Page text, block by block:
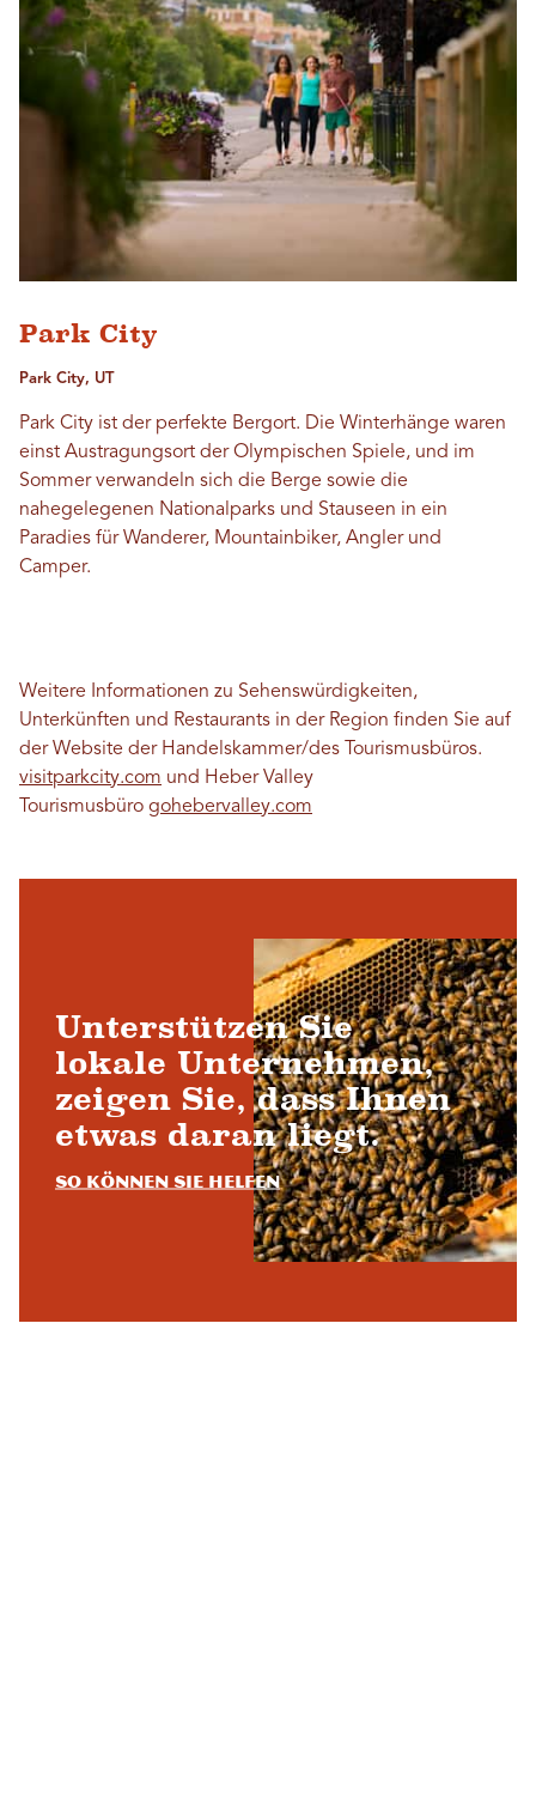
Park City
Park City, UT
Park City ist der perfekte Bergort. Die Winterhänge waren
einst Austragungsort der Olympischen Spiele, und im
Sommer verwandeln sich die Berge sowie die
nahegelegenen Nationalparks und Stauseen in ein
Paradies für Wanderer, Mountainbiker, Angler und
Camper.
Weitere Informationen zu Sehenswürdigkeiten,
Unterkünften und Restaurants in der Region finden Sie auf
der Website der Handelskammer/des Tourismusbüros.
visitparkcity.com und Heber Valley
Tourismusbüro gohebervalley.com
Unterstützen Sie
lokale Unternehmen,
zeigen Sie, dass Ihnen
etwas daran liegt.
So können Sie helfen